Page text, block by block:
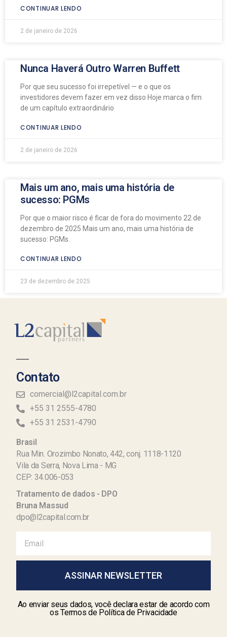
CONTINUAR LENDO
2 de janeiro de 2026
Nunca Haverá Outro Warren Buffett
Por que seu sucesso foi irrepetível — e o que os
investidores devem fazer em vez disso Hoje marca o fim
de um capítulo extraordinário
CONTINUAR LENDO
2 de janeiro de 2026
Mais um ano, mais uma história de
sucesso: PGMs
Por que o maior risco é ficar de fora do movimento 22 de
dezembro de 2025 Mais um ano, mais uma história de
sucesso: PGMs.
CONTINUAR LENDO
23 de dezembro de 2025
Contato
comercial@l2capital.com.br
+55 31 2555-4780
+55 31 2531-4790
Brasil
Rua Min. Orozimbo Nonato, 442, conj. 1118-1120
Vila da Serra, Nova Lima - MG
CEP: 34.006-053
Tratamento de dados - DPO
Bruna Massud
dpo@l2capital.com.br
ASSINAR NEWSLETTER
Ao enviar seus dados, você declara estar de acordo com
os Termos de Política de Privacidade